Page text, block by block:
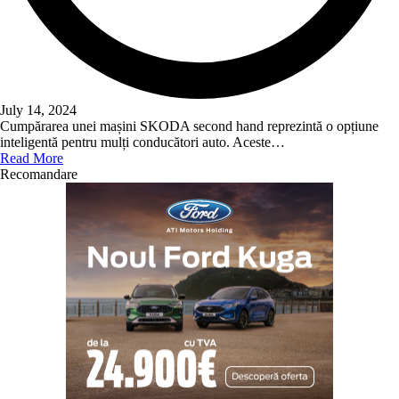
July 14, 2024
Cumpărarea unei mașini SKODA second hand reprezintă o opțiune
inteligentă pentru mulți conducători auto. Aceste…
Read More
Recomandare